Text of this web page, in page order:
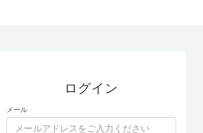
ログイン
メール